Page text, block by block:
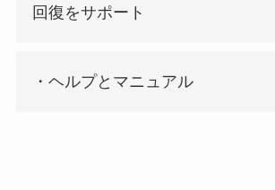
回復をサポート
・ヘルプとマニュアル